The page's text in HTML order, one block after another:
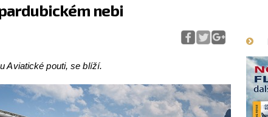
nebi
Aviatické pouti, se blíží.